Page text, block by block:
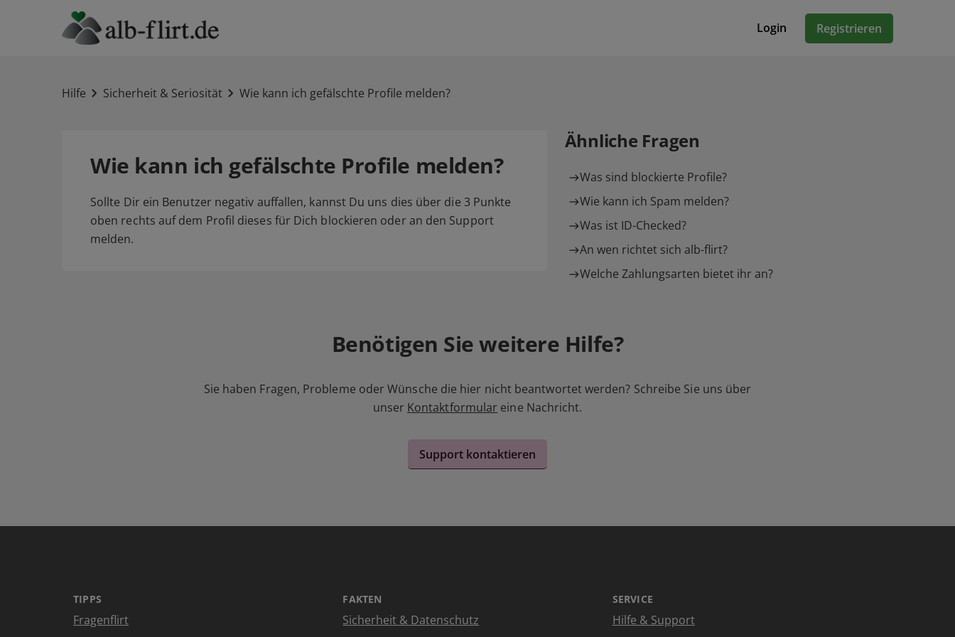
Login Registrieren
Hilfe Sicherheit & Seriosität Wie kann ich gefälschte Profile melden?
Wie kann ich gefälschte Profile melden?
Sollte Dir ein Benutzer negativ auffallen, kannst Du uns dies über die 3 Punkte
oben rechts auf dem Profil dieses für Dich blockieren oder an den Support
melden.
Ähnliche Fragen
Was sind blockierte Profile?
Wie kann ich Spam melden?
Was ist ID-Checked?
An wen richtet sich alb-flirt?
Welche Zahlungsarten bietet ihr an?
Benötigen Sie weitere Hilfe?
Sie haben Fragen, Probleme oder Wünsche die hier nicht beantwortet werden? Schreibe Sie uns über
unser Kontaktformular eine Nachricht.
Support kontaktieren
TIPPS
Fragenflirt
FAKTEN
Sicherheit & Datenschutz
SERVICE
Hilfe & Support